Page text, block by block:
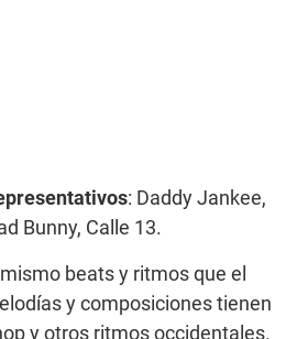
: Daddy Jankee,
Bunny, Calle 13.
beats y ritmos que el
y composiciones tienen
y otros ritmos occidentales.